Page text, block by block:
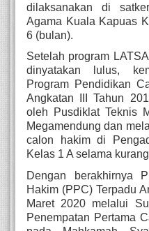
dilaksanakan di
Agama Kuala Kapuas
6 (bulan).
Setelah program
dinyatakan lulus,
Program Pendidikan
Angkatan III Tahun
oleh Pusdiklat Teknis
Megamendung dan
calon hakim di
Kelas 1 A selama
Dengan berakhirnya
Hakim (PPC) Terpadu
Maret 2020 melalui
Penempatan Pertama